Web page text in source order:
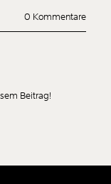
0 Kommentare
Beitrag!